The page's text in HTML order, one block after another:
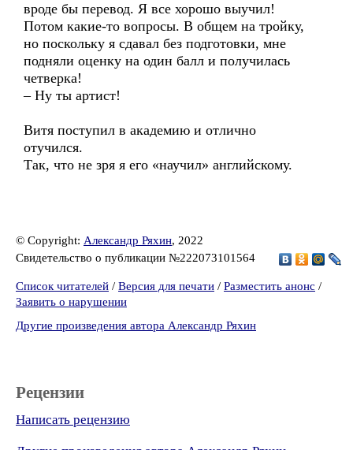
вроде бы перевод. Я все хорошо выучил!
Потом какие-то вопросы. В общем на тройку,
но поскольку я сдавал без подготовки, мне
подняли оценку на один балл и получилась
четверка!
– Ну ты артист!
Витя поступил в академию и отлично
отучился.
Так, что не зря я его «научил» английскому.
© Copyright: Александр Ряхин, 2022
Свидетельство о публикации №222073101564
Список читателей / Версия для печати / Разместить анонс /
Заявить о нарушении
Другие произведения автора Александр Ряхин
Рецензии
Написать рецензию